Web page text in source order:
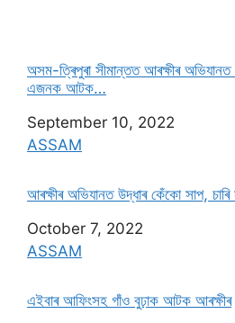
অসম-ত্ৰিপুৰা সীমান্তত আৰক্ষীৰ অভিযানত
এজনক আটক…
Date
September 10, 2022
In relation to
ASSAM
আৰক্ষীৰ অভিযানত উদ্ধাৰ কেঁকো সাপ,
Date
October 7, 2022
In relation to
ASSAM
এইবাৰ আফিংসহ গাঁও বুঢ়াক আটক আৰক্ষীৰ